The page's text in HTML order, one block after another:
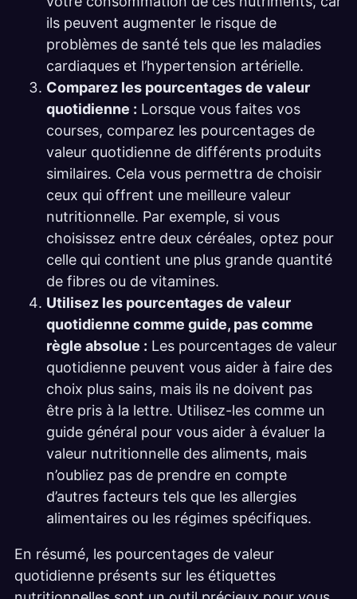
ils peuvent augmenter le risque de
problèmes de santé tels que les maladies
cardiaques et l’hypertension artérielle.
Comparez les pourcentages de valeur
quotidienne : Lorsque vous faites vos
courses, comparez les pourcentages de
valeur quotidienne de différents produits
similaires. Cela vous permettra de choisir
ceux qui offrent une meilleure valeur
nutritionnelle. Par exemple, si vous
choisissez entre deux céréales, optez pour
celle qui contient une plus grande quantité
de fibres ou de vitamines.
Utilisez les pourcentages de valeur
quotidienne comme guide, pas comme
règle absolue : Les pourcentages de valeur
quotidienne peuvent vous aider à faire des
choix plus sains, mais ils ne doivent pas
être pris à la lettre. Utilisez-les comme un
guide général pour vous aider à évaluer la
valeur nutritionnelle des aliments, mais
n’oubliez pas de prendre en compte
d’autres facteurs tels que les allergies
alimentaires ou les régimes spécifiques.
En résumé, les pourcentages de valeur
quotidienne présents sur les étiquettes